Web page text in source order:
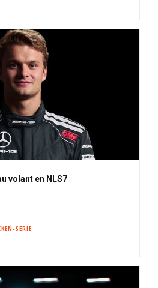
volant en NLS7
SERIE